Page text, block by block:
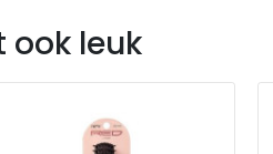
ook leuk